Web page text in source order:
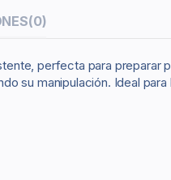
(0)
perfecta para
su manipulación. Ideal